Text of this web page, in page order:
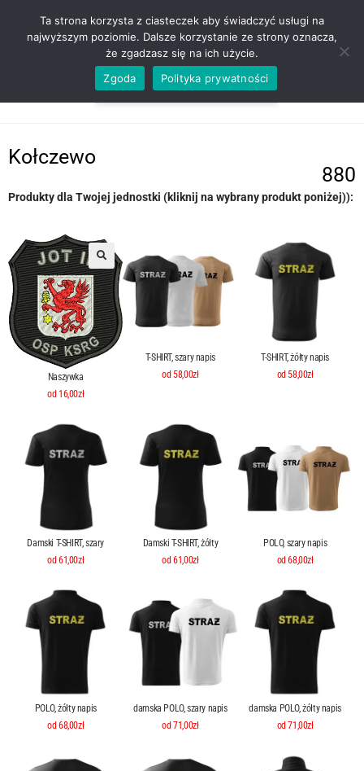
ZADZWOŃ TEL. 600 352 938
Kołczewo
880
Produkty dla Twojej jednostki (kliknij na wybrany produkt poniżej)):
Naszywka
od 16,00zł
T-SHIRT, szary napis
od 58,00zł
T-SHIRT, żółty napis
od 58,00zł
Damski T-SHIRT, szary
od 61,00zł
Damski T-SHIRT, żółty
od 61,00zł
POLO, szary napis
od 68,00zł
POLO, żółty napis
od 68,00zł
damska POLO, szary napis
od 71,00zł
damska POLO, żółty napis
od 71,00zł
Ta strona korzysta z ciasteczek aby świadczyć usługi na
najwyższym poziomie. Dalsze korzystanie ze strony oznacza,
że zgadzasz się na ich użycie.
Zgoda
Polityka prywatności